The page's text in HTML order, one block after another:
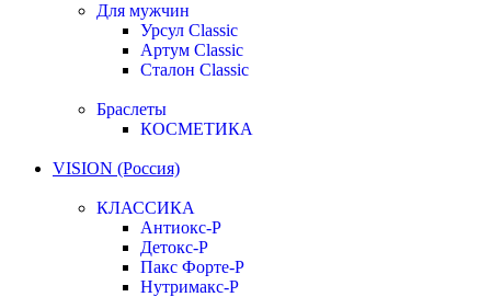
Для мужчин
Урсул Classic
Артум Classic
Сталон Classic
Браслеты
КОСМЕТИКА
VISION (Россия)
КЛАССИКА
Антиокс-Р
Детокс-Р
Пакс Форте-Р
Нутримакс-Р